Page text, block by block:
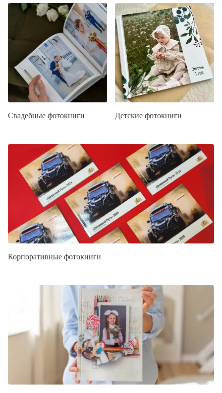
Свадебные фотокниги Детские фотокниги
Корпоративные фотокниги